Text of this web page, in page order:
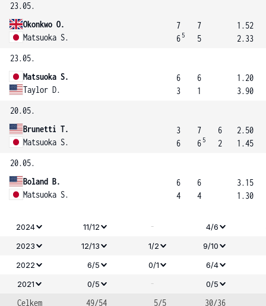
23.05.
Okonkwo O.
Matsuoka S.
7
6 5
7
5
1.52
2.33
23.05.
Matsuoka S.
Taylor D.
6
3
6
1
1.20
3.90
20.05.
Brunetti T.
Matsuoka S.
3
6
7
6 5
6
2
2.50
1.45
20.05.
Boland B.
Matsuoka S.
6
4
6
4
3.15
1.30
2024 11/12 - 4/6
2023
12/13 1/2
9/10
2022
6/5 0/1
6/4
2021
0/5 - 0/5
Celkem 49/54 5/5 30/36